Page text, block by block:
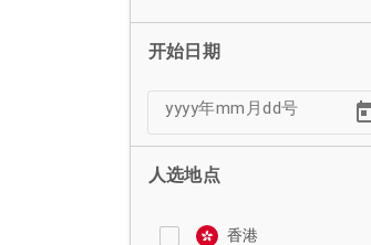
开始日期
人选地点
香港